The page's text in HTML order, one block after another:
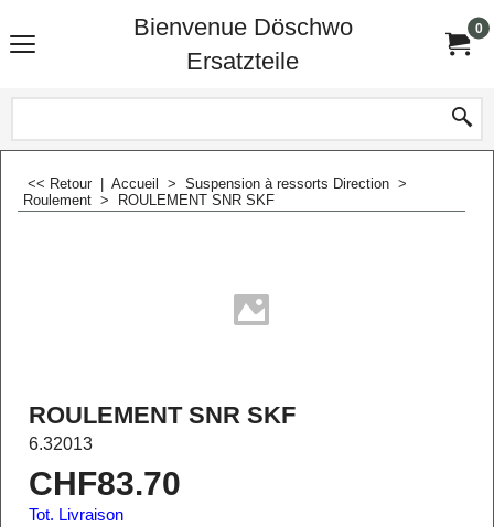
Bienvenue Döschwo
Ersatzteile
0
<< Retour Accueil > Suspension à ressorts Direction >
Roulement > ROULEMENT SNR SKF
ROULEMENT SNR SKF
6.32013
CHF83.70
Tot. Livraison